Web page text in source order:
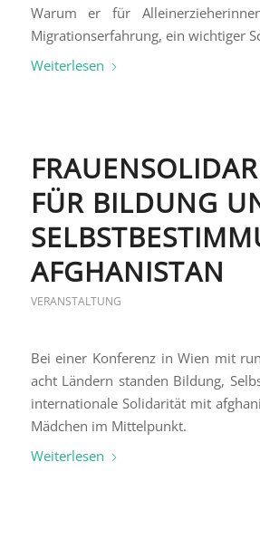
Warum er für
Migrationserfahrung, ein wichtiger
Weiterlesen
FÜR BILDUNG
AFGHANISTAN
VERANSTALTUNG
Bei einer Konferenz in Wien mit
acht Ländern standen Bildung,
internationale Solidarität mit
Mädchen im Mittelpunkt.
Weiterlesen